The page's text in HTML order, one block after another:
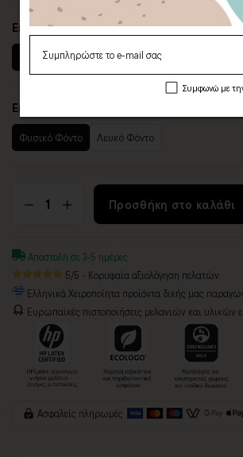
Επιλέξτε διαστάσεις (πλάτος x ύψος)
20 x 20 εκ. 30 x 30 εκ. 40 x 40 εκ.
Επιλογή
Φυσικό Φόντο Λευκό Φόντο
Προσθήκη στο καλάθι
Αποστολή σε 3-5 ημέρες
5/5 - Κορυφαία αξιολόγηση πελατών
Ελληνικά Χειροποίητα προϊόντα δικής μας
Ευρωπαϊκές πιστοποιήσεις μελανιών και υλικών
Ασφαλείς πληρωμές
Συμφωνώ με